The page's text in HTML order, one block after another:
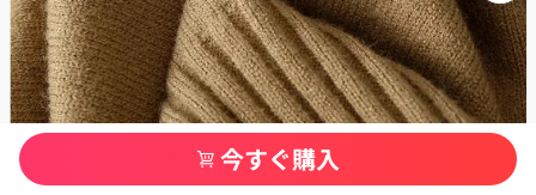
今すぐ購入